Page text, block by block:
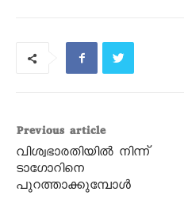
Previous article
വിശ്വഭാരതിയിൽ നിന്ന്‌
ടാഗോറിനെ
പുറത്താക്കുമ്പോൾ